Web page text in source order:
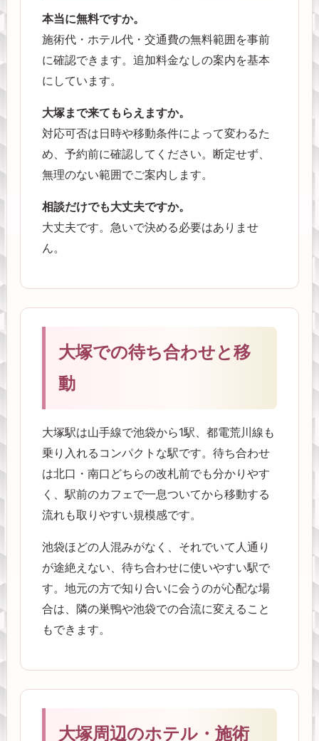
本当に無料ですか。
施術代・ホテル代・交通費の無料範囲を事前
に確認できます。追加料金なしの案内を基本
にしています。
大塚まで来てもらえますか。
対応可否は日時や移動条件によって変わるた
め、予約前に確認してください。断定せず、
無理のない範囲でご案内します。
相談だけでも大丈夫ですか。
大丈夫です。急いで決める必要はありませ
ん。
大塚での待ち合わせと移
動
大塚駅は山手線で池袋から1駅、都電荒川線も
乗り入れるコンパクトな駅です。待ち合わせ
は北口・南口どちらの改札前でも分かりやす
く、駅前のカフェで一息ついてから移動する
流れも取りやすい規模感です。
池袋ほどの人混みがなく、それでいて人通り
が途絶えない、待ち合わせに使いやすい駅で
す。地元の方で知り合いに会うのが心配な場
合は、隣の巣鴨や池袋での合流に変えること
もできます。
大塚周辺のホテル・施術